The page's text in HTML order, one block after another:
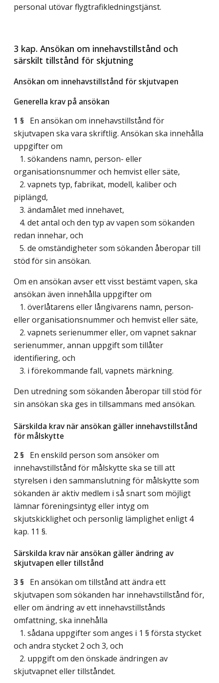
personal utövar flygtrafikledningstjänst.
3 kap. Ansökan om innehavstillstånd och
särskilt tillstånd för skjutning
Ansökan om innehavstillstånd för skjutvapen
Generella krav på ansökan
1 § En ansökan om innehavstillstånd för
skjutvapen ska vara skriftlig. Ansökan ska innehålla
uppgifter om
1. sökandens namn, person- eller
organisationsnummer och hemvist eller säte,
2. vapnets typ, fabrikat, modell, kaliber och
piplängd,
3. ändamålet med innehavet,
4. det antal och den typ av vapen som sökanden
redan innehar, och
5. de omständigheter som sökanden åberopar till
stöd för sin ansökan.
Om en ansökan avser ett visst bestämt vapen, ska
ansökan även innehålla uppgifter om
1. överlåtarens eller långivarens namn, person-
eller organisationsnummer och hemvist eller säte,
2. vapnets serienummer eller, om vapnet saknar
serienummer, annan uppgift som tillåter
identifiering, och
3. i förekommande fall, vapnets märkning.
Den utredning som sökanden åberopar till stöd för
sin ansökan ska ges in tillsammans med ansökan.
Särskilda krav när ansökan gäller innehavstillstånd
för målskytte
2 § En enskild person som ansöker om
innehavstillstånd för målskytte ska se till att
styrelsen i den sammanslutning för målskytte som
sökanden är aktiv medlem i så snart som möjligt
lämnar föreningsintyg eller intyg om
skjutskicklighet och personlig lämplighet enligt 4
kap. 11 §.
Särskilda krav när ansökan gäller ändring av
skjutvapen eller tillstånd
3 § En ansökan om tillstånd att ändra ett
skjutvapen som sökanden har innehavstillstånd för,
eller om ändring av ett innehavstillstånds
omfattning, ska innehålla
1. sådana uppgifter som anges i 1 § första stycket
och andra stycket 2 och 3, och
2. uppgift om den önskade ändringen av
skjutvapnet eller tillståndet.